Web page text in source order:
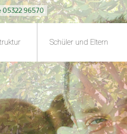
05322 96570
Schüler und Eltern